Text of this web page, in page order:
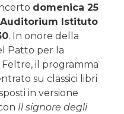
domenica 25
Auditorium Istituto
. In onore della
Patto per la
il programma
su classici libri
in versione
Il signore degli